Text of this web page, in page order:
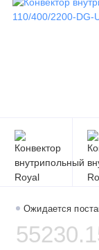
Ожидается